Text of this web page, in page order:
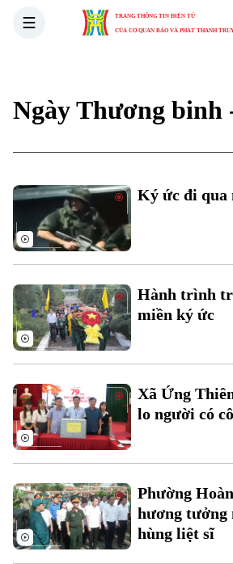
TRANG THÔNG TIN ĐIỆN TỬ
CỦA CƠ QUAN BÁO VÀ PHÁT THANH
Xu hướng
Ngày Thương binh
Ký ức đi qua
Hành trình
miền ký ức
Xã Ứng
lo người có
Phường
hương tưởng
hùng liệt sĩ